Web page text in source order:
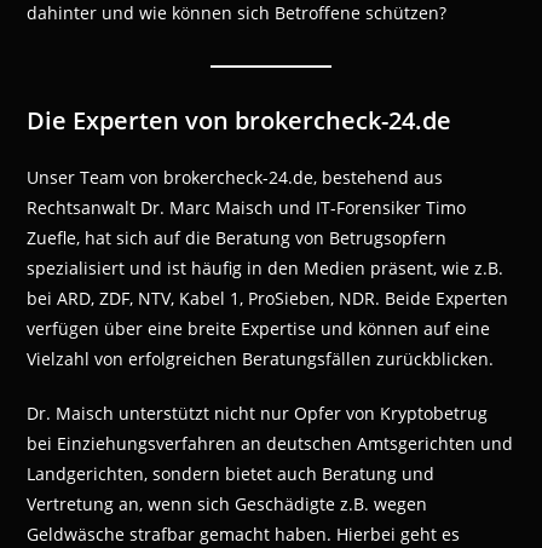
dahinter und wie können sich Betroffene schützen?
Die Experten von brokercheck-24.de
Unser Team von brokercheck-24.de, bestehend aus
Rechtsanwalt Dr. Marc Maisch und IT-Forensiker Timo
Zuefle, hat sich auf die Beratung von Betrugsopfern
spezialisiert und ist häufig in den Medien präsent, wie z.B.
bei ARD, ZDF, NTV, Kabel 1, ProSieben, NDR. Beide Experten
verfügen über eine breite Expertise und können auf eine
Vielzahl von erfolgreichen Beratungsfällen zurückblicken.
Dr. Maisch unterstützt nicht nur Opfer von Kryptobetrug
bei Einziehungsverfahren an deutschen Amtsgerichten und
Landgerichten, sondern bietet auch Beratung und
Vertretung an, wenn sich Geschädigte z.B. wegen
Geldwäsche strafbar gemacht haben. Hierbei geht es